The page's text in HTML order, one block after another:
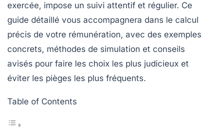
exercée, impose un suivi attentif et régulier. Ce
guide détaillé vous accompagnera dans le calcul
précis de votre rémunération, avec des exemples
concrets, méthodes de simulation et conseils
avisés pour faire les choix les plus judicieux et
éviter les pièges les plus fréquents.
Table of Contents